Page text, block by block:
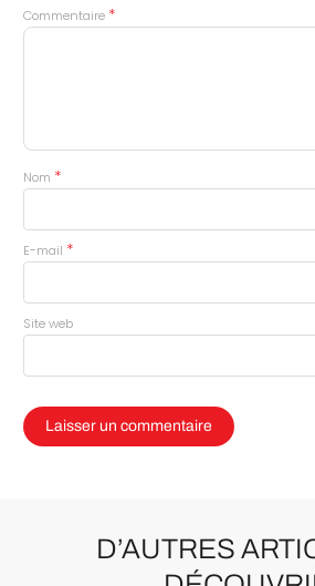
Commentaire *
Nom *
E-mail *
Site web
D’AUTRES